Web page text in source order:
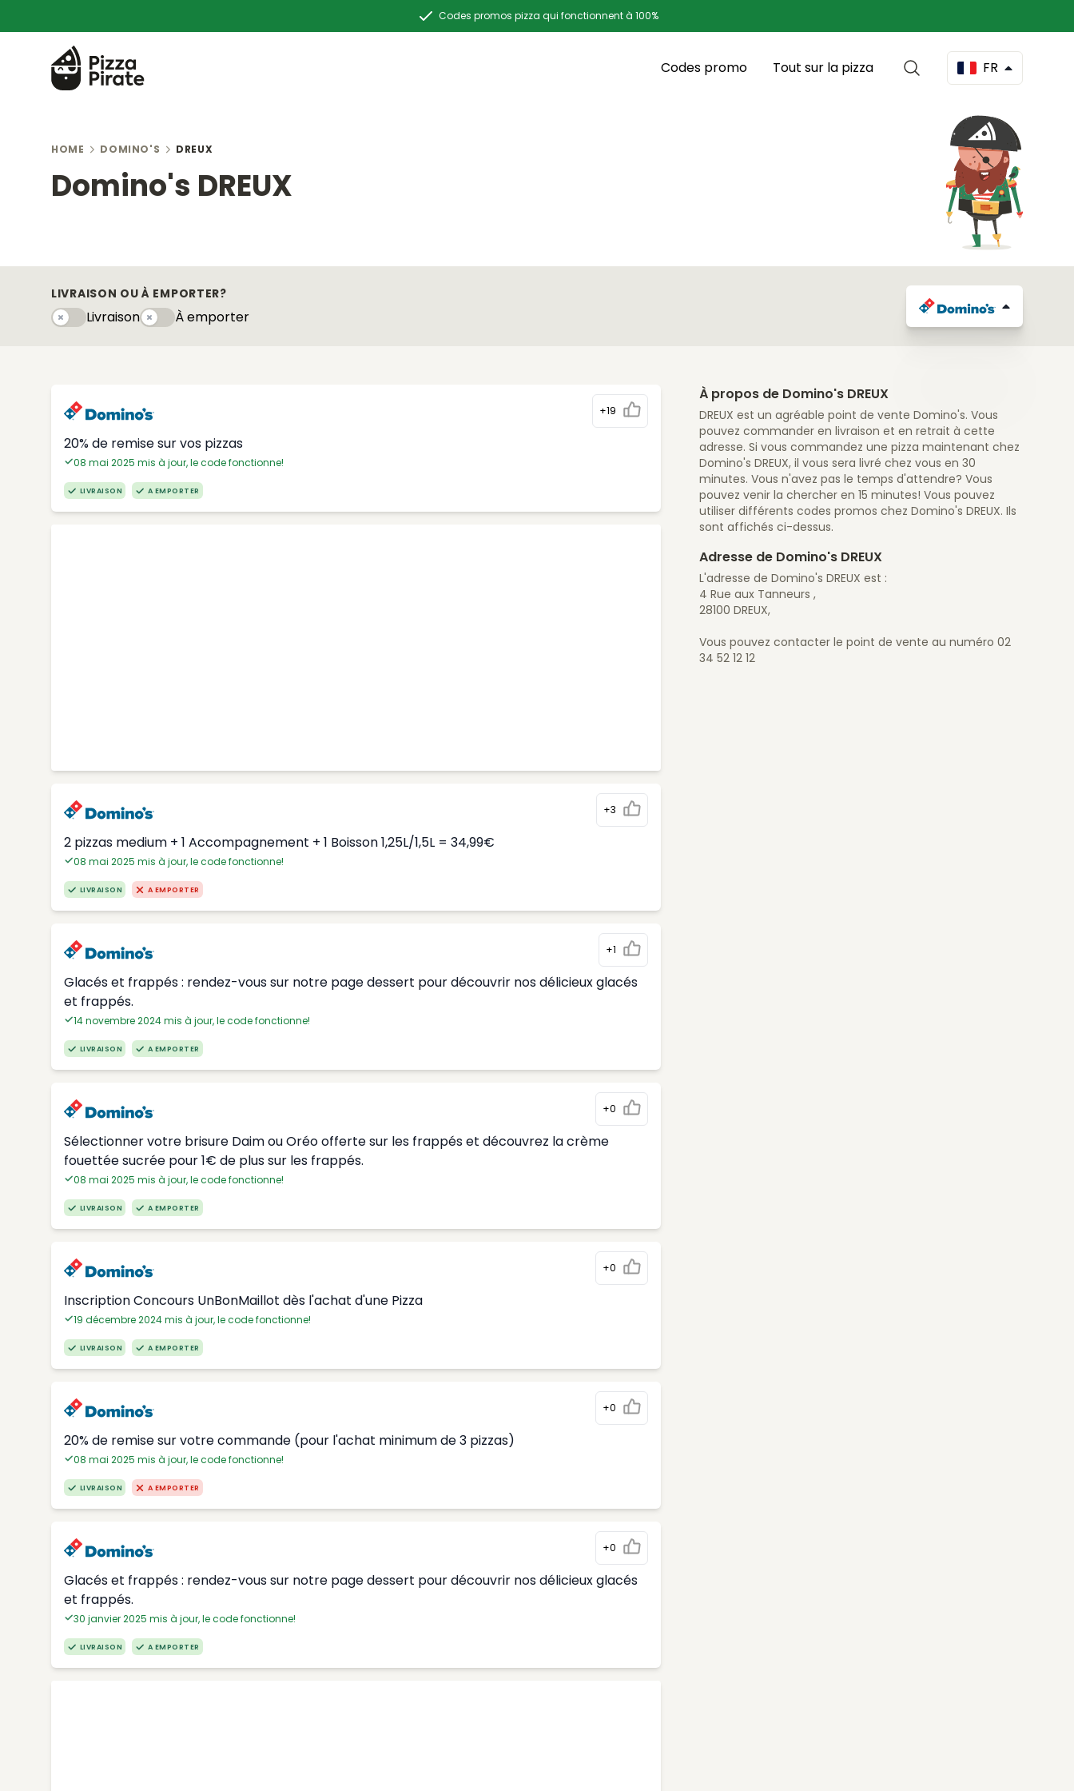
Codes promos pizza qui fonctionnent à 100%
Codes promo Tout sur la pizza FR
HOME DOMINO'S DREUX
Domino's DREUX
LIVRAISON OU À EMPORTER?
LivraisonLivraisonÀ emportery
À emporter
+19
20% de remise sur vos pizzas
08 mai 2025 mis à jour, le code fonctionne!
LIVRAISON A EMPORTER
+3
2 pizzas medium + 1 Accompagnement + 1 Boisson 1,25L/1,5L = 34,99€
08 mai 2025 mis à jour, le code fonctionne!
LIVRAISON A EMPORTER
+1
Glacés et frappés : rendez-vous sur notre page dessert pour découvrir nos délicieux glacés
et frappés.
14 novembre 2024 mis à jour, le code fonctionne!
LIVRAISON A EMPORTER
+0
Sélectionner votre brisure Daim ou Oréo offerte sur les frappés et découvrez la crème
fouettée sucrée pour 1€ de plus sur les frappés.
08 mai 2025 mis à jour, le code fonctionne!
LIVRAISON A EMPORTER
+0
Inscription Concours UnBonMaillot dès l'achat d'une Pizza
19 décembre 2024 mis à jour, le code fonctionne!
LIVRAISON A EMPORTER
+0
20% de remise sur votre commande (pour l'achat minimum de 3 pizzas)
08 mai 2025 mis à jour, le code fonctionne!
LIVRAISON A EMPORTER
+0
Glacés et frappés : rendez-vous sur notre page dessert pour découvrir nos délicieux glacés
et frappés.
30 janvier 2025 mis à jour, le code fonctionne!
LIVRAISON A EMPORTER
À propos de Domino's DREUX
DREUX est un agréable point de vente Domino's. Vous
pouvez commander en livraison et en retrait à cette
adresse. Si vous commandez une pizza maintenant chez
Domino's DREUX, il vous sera livré chez vous en 30
minutes. Vous n'avez pas le temps d'attendre? Vous
pouvez venir la chercher en 15 minutes! Vous pouvez
utiliser différents codes promos chez Domino's DREUX. Ils
sont affichés ci-dessus.
Adresse de Domino's DREUX
L'adresse de Domino's DREUX est :
4 Rue aux Tanneurs ,
28100 DREUX,
Vous pouvez contacter le point de vente au numéro 02
34 52 12 12